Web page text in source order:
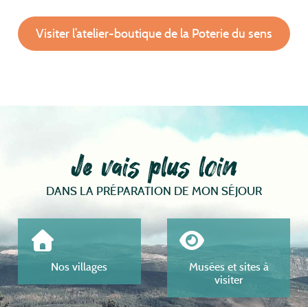
Visiter l’atelier-boutique de la Poterie du sens
Je vais plus loin
DANS LA PRÉPARATION DE MON SÉJOUR
Nos villages
Musées et sites à
visiter